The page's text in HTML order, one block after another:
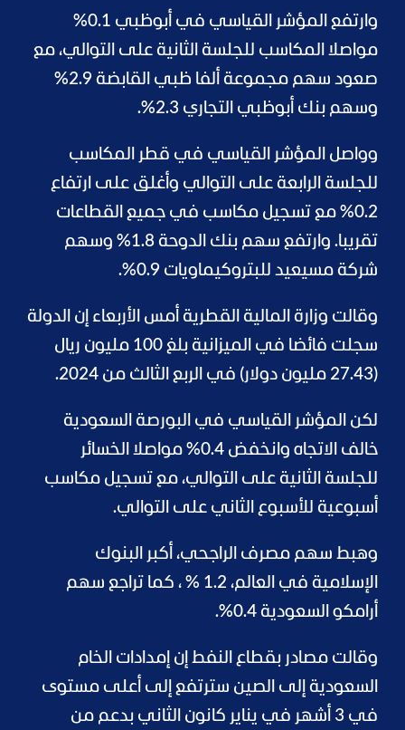
وارتفع المؤشر القياسي في أبوظبي 0.1%
مواصلا المكاسب للجلسة الثانية على التوالي، مع
صعود سهم مجموعة ألفا ظبي القابضة 2.9%
وسهم بنك أبوظبي التجاري 2.3%.
وواصل المؤشر القياسي في قطر المكاسب
للجلسة الرابعة على التوالي وأغلق على ارتفاع
0.2% مع تسجيل مكاسب في جميع القطاعات
تقريبا. وارتفع سهم بنك الدوحة 1.8% وسهم
شركة مسيعيد للبتروكيماويات 0.9%.
وقالت وزارة المالية القطرية أمس الأربعاء إن الدولة
سجلت فائضا في الميزانية بلغ 100 مليون ريال
(27.43 مليون دولار) في الربع الثالث من 2024.
لكن المؤشر القياسي في البورصة السعودية
خالف الاتجاه وانخفض 0.4% مواصلا الخسائر
للجلسة الثانية على التوالي، مع تسجيل مكاسب
أسبوعية للأسبوع الثاني على التوالي.
وهبط سهم مصرف الراجحي، أكبر البنوك
الإسلامية في العالم، 1.2 % ، كما تراجع سهم
أرامكو السعودية 0.4%.
وقالت مصادر بقطاع النفط إن إمدادات الخام
السعودية إلى الصين سترتفع إلى أعلى مستوى
في 3 أشهر في يناير كانون الثاني بدعم من